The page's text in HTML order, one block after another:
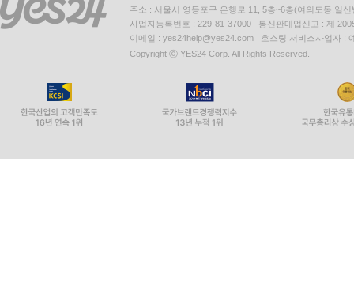
주소 : 서울시 영등포구 은행로 11, 5층~6층(여의도동,일신
사업자등록번호 : 229-81-37000 통신판매업신고 : 제
이메일 : yes24help@yes24.com 호스팅 서비스사업자 :
Copyright ⓒ YES24 Corp. All Rights Reserved.